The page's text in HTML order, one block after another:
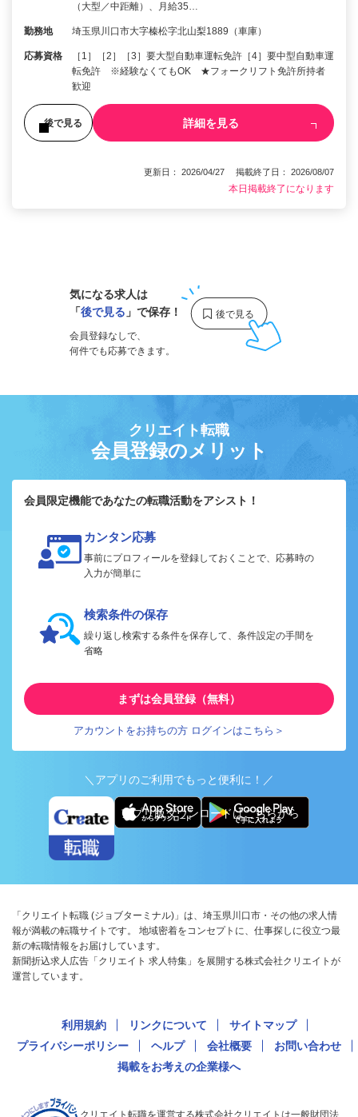
（大型／中距離）、月給35…
勤務地 埼玉県川口市大字榛松字北山梨1889（車庫）
応募資格
［1］［2］［3］要大型自動車運転免許［4］要中型自動車運
転免許 ※経験なくてもOK ★フォークリフト免許所持者
歓迎
後で見る 詳細を見る
更新日： 2026/04/27 掲載終了日： 2026/08/07
本日掲載終了になります
気になる求人は
「後で見る 」で保存！
会員登録なしで、
何件でも応募できます。
クリエイト転職
会員登録のメリット
会員限定機能であなたの転職活動をアシスト！
カンタン応募
事前にプロフィールを登録しておくことで、応募時の
入力が簡単に
検索条件の保存
繰り返し検索する条件を保存して、条件設定の手間を
省略
まずは会員登録（無料）
アカウントをお持ちの方 ログインはこちら＞
＼アプリのご利用でもっと便利に！／
アプリ版ダウンロードはこちらから
「クリエイト転職 (ジョブターミナル)」は、埼玉県川口市・その他の求人情
報が満載の転職サイトです。 地域密着をコンセプトに、仕事探しに役立つ最
新の転職情報をお届けしています。
新聞折込求人広告「クリエイト 求人特集」を展開する株式会社クリエイトが
運営しています。
利用規約 リンクについて
サイトマップ
プライバシーポリシー
ヘルプ 会社概要
お問い合わせ
掲載をお考えの企業様へ
クリエイト転職を運営する株式会社クリエイトは一般財団法